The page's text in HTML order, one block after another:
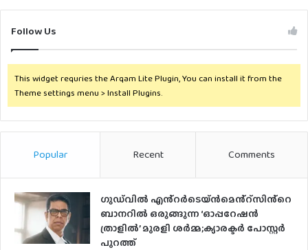
Follow Us
This widget requries the Arqam Lite Plugin, You can install it from the
Theme settings menu > Install Plugins.
Popular Recent Comments
ഗുഡ്‌വിൽ എൻ്റർടെയ്ൻമെൻ്റ്സിൻ്റെ
ബാനറിൽ ഒരുങ്ങുന്ന ‘ഓപ്പറേഷൻ
ത്രാളിൽ’ മുരളി ശർമ്മ;ക്യാരക്ടർ പോസ്റ്റർ
പുറത്ത്